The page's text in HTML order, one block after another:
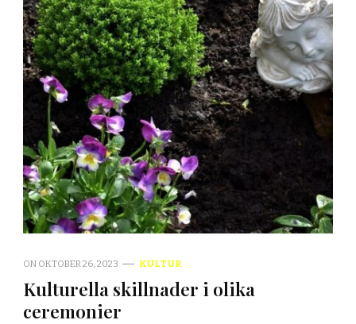
ON OKTOBER 26, 2023 KULTUR
Kulturella skillnader i olika
ceremonier